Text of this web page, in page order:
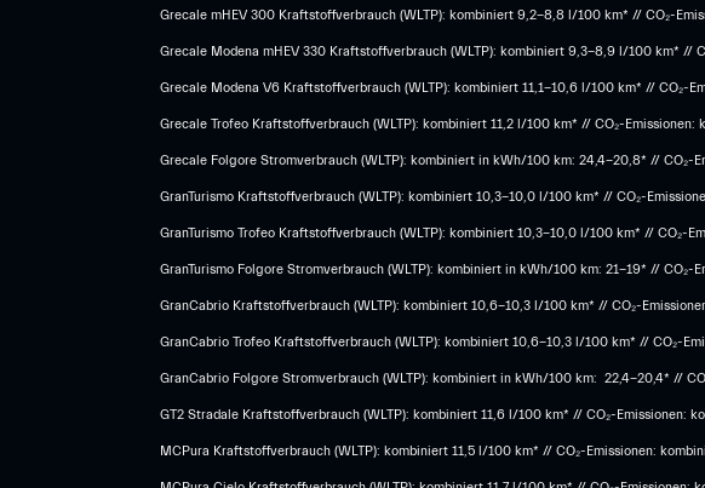
Grecale mHEV 300 Kraftstoffverbrauch (WLTP): kombiniert 9,2-8,8 l/100 km* // CO₂-
Grecale Modena mHEV 330 Kraftstoffverbrauch (WLTP): kombiniert 9,3-8,9 l/100 km* //
Grecale Modena V6 Kraftstoffverbrauch (WLTP): kombiniert 11,1-10,6 l/100 km* // CO₂-
Grecale Trofeo Kraftstoffverbrauch (WLTP): kombiniert 11,2 l/100 km* // CO₂-
Grecale Folgore Stromverbrauch (WLTP): kombiniert in kWh/100 km: 24,4-20,8* //
GranTurismo Kraftstoffverbrauch (WLTP): kombiniert 10,3-10,0 l/100 km* // CO₂-
GranTurismo Trofeo Kraftstoffverbrauch (WLTP): kombiniert 10,3-10,0 l/100 km* // CO₂-
GranTurismo Folgore Stromverbrauch (WLTP): kombiniert in kWh/100 km: 21-19* //
GranCabrio Kraftstoffverbrauch (WLTP): kombiniert 10,6-10,3 l/100 km* // CO₂-
GranCabrio Trofeo Kraftstoffverbrauch (WLTP): kombiniert 10,6-10,3 l/100 km* // CO₂-
GranCabrio Folgore Stromverbrauch (WLTP): kombiniert in kWh/100 km: 22,4-20,4* //
GT2 Stradale Kraftstoffverbrauch (WLTP): kombiniert 11,6 l/100 km* // CO₂-Emissionen:
MCPura Kraftstoffverbrauch (WLTP): kombiniert 11,5 l/100 km* // CO₂-Emissionen: